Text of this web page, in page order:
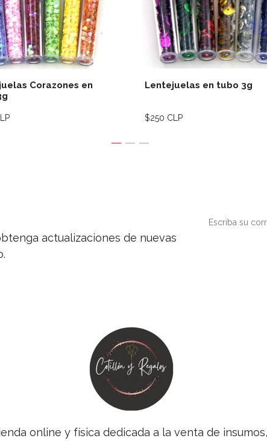
Corazones en
Ver detalles
Lentejuelas en tubo 3g
Ver
$250 CLP
actualizaciones de nuevas
online y física dedicada a la venta de